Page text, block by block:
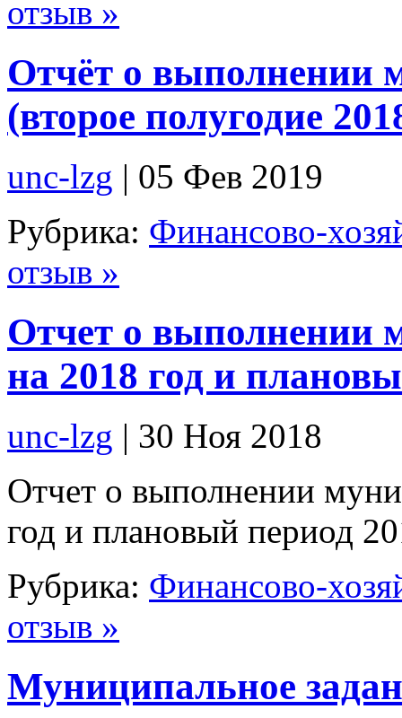
отзыв »
Отчёт о выполнении
(второе полугодие
unc-lzg | 05 Фев 2019
Рубрика: Финансово-
отзыв »
Отчет о выполнении
на 2018 год и
unc-lzg | 30 Ноя 2018
Отчет о выполнении
год и плановый период
Рубрика: Финансово-
отзыв »
Муниципальное